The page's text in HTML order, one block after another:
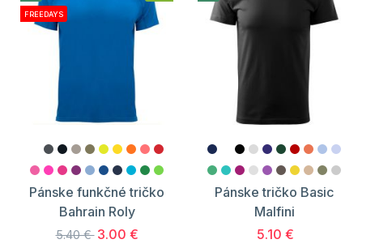
FREEDAYS
Pánske funkčné tričko
Bahrain Roly
5.40 € 3.00 €
Pánske tričko Basic
Malfini
5.10 €